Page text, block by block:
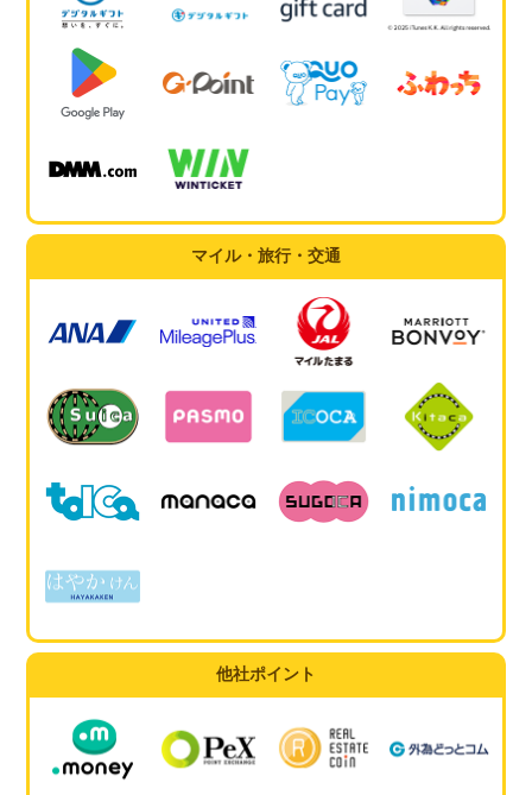
マイル・旅行・交通
他社ポイント